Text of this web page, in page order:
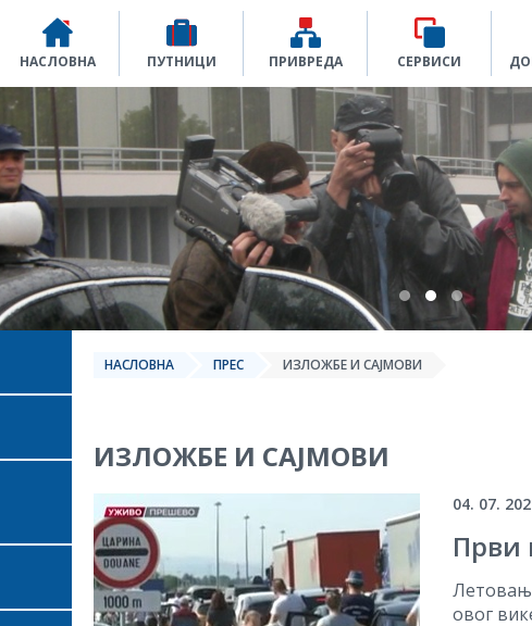
НАСЛОВНА ПУТНИЦИ ПРИВРЕДА СЕРВИСИ
НАСЛОВНА ПРЕС ИЗЛОЖБЕ И САЈМОВИ
ИЗЛОЖБЕ И САЈМОВИ
04. 07.
Први
овог